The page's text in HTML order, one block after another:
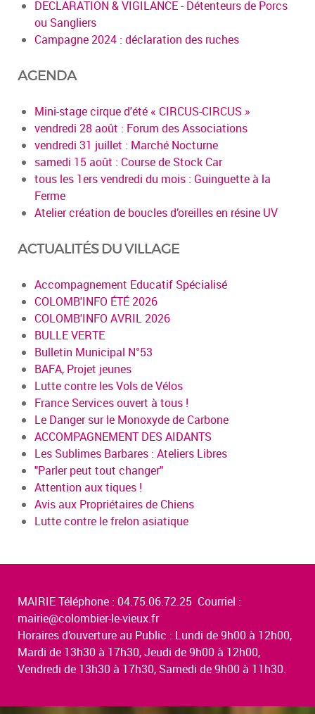
DECLARATION & VIGILANCE - Détenteurs de Porcs
ou Sangliers
Campagne 2024 : déclaration des ruches
AGENDA
Mini-stage cirque d'été « CIRCUS-CIRCUS »
vendredi 28 août : Forum des Associations
vendredi 31 juillet : Marché Nocturne
samedi 15 août : Course de Stock Car
tous les 1ers vendredi du mois : Guinguette à la
Ferme
Atelier création de boucles d’oreilles en résine UV
ACTUALITÉS DU VILLAGE
Accompagnement Educatif Spécialisé
COLOMB'INFO ÉTÉ 2026
COLOMB'INFO AVRIL 2026
BULLE VERTE
Bulletin Municipal N°53
BAFA, Projet jeunes
Lutte contre les Vols de Vélos
France Services ouvert à tous !
Le Danger sur le Monoxyde de Carbone
ACCOMPAGNEMENT DES AIDANTS
Les Sublimes Barbares : Ateliers Libres
"Parler peut tout changer"
Attention aux tiques !
Avis aux Propriétaires de Chiens
Lutte contre le frelon asiatique
MAIRIE Téléphone : 04.75.06.72.25 Courriel :
mairie@colombier-le-vieux.fr
Horaires d’ouverture au Public : Lundi de 9h00 à 12h00,
Mardi de 13h30 à 17h30, Jeudi de 9h00 à 12h00,
Vendredi de 13h30 à 17h30, Samedi de 9h00 à 11h30.